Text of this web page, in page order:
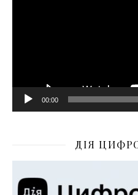
00:00
ДІЯ